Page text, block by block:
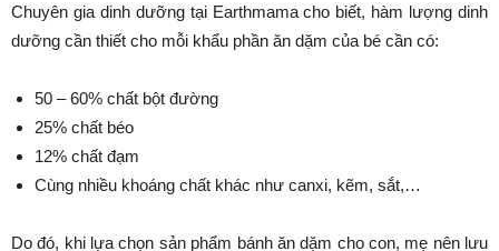
Chuyên gia dinh dưỡng tại Earthmama cho biết, hàm lượng dinh
dưỡng cần thiết cho mỗi khẩu phần ăn dặm của bé cần có:
50 – 60% chất bột đường
25% chất béo
12% chất đạm
Cùng nhiều khoáng chất khác như canxi, kẽm, sắt,…
Do đó, khi lựa chọn sản phẩm bánh ăn dặm cho con, mẹ nên lưu